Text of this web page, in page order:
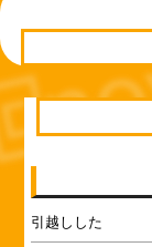
引越しした